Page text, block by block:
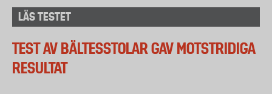
LÄS TESTET
TEST AV BÄLTESSTOLAR GAV MOTSTRIDIGA
RESULTAT